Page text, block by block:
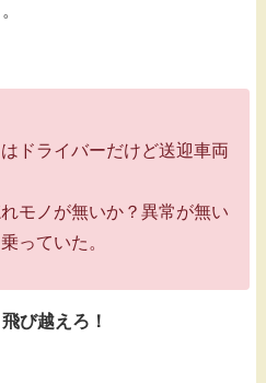
ドライバーだけど送迎車両
モノが無いか？異常が無い
っていた。
び越えろ！